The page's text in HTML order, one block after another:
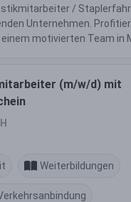
/
Unternehmen.
einem motivierten Team in
(m/w/d) mit
Weiterbildungen